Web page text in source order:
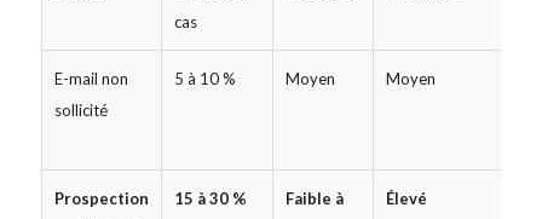
cas
E-mail non
sollicité
5 à 10 % Moyen Moyen
Prospection
15 à 30 %
Faible à
Élevé